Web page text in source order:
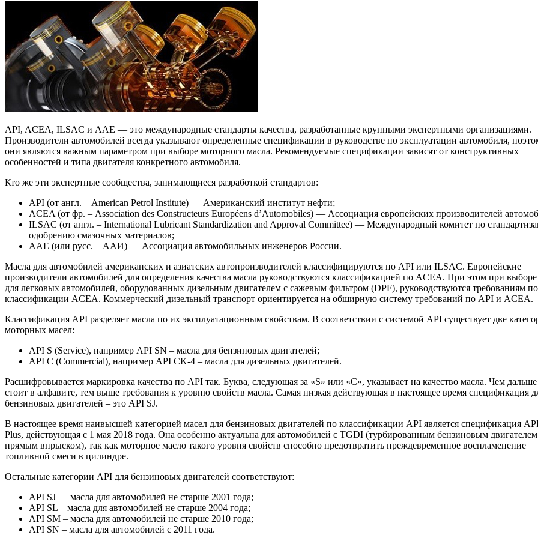
API, ACEA, ILSAC и ААЕ — это международные стандарты качества, разработанные крупными экспертными организациями.
Производители автомобилей всегда указывают определенные спецификации в руководстве по эксплуатации автомобиля,
они являются важным параметром при выборе моторного масла. Рекомендуемые спецификации зависят от конструктивных
особенностей и типа двигателя конкретного автомобиля.
Кто же эти экспертные сообщества, занимающиеся разработкой стандартов:
API (от англ. – American Petrol Institute) — Американский институт нефти;
ACEA (от фр. – Association des Constructeurs Européens d’Automobiles) — Ассоциация европейских производителей
ILSAC (от англ. – International Lubricant Standardization and Approval Committee) — Международный комитет по
одобрению смазочных материалов;
ААЕ (или русс. – ААИ) — Ассоциация автомобильных инженеров России.
Масла для автомобилей американских и азиатских автопроизводителей классифицируются по API или ILSAC. Европейские
производители автомобилей для определения качества масла руководствуются классификацией по ACEA. При этом при выборе
для легковых автомобилей, оборудованных дизельным двигателем с сажевым фильтром (DPF), руководствуются требованиям по
классификации ACEA. Коммерческий дизельный транспорт ориентируется на обширную систему требований по API и ACEA.
Классификация API разделяет масла по их эксплуатационным свойствам. В соответствии с системой API существует две
моторных масел:
API S (Service), например API SN – масла для бензиновых двигателей;
API C (Commercial), например API CK-4 – масла для дизельных двигателей.
Расшифровывается маркировка качества по API так. Буква, следующая за «S» или «С», указывает на качество масла. Чем
стоит в алфавите, тем выше требования к уровню свойств масла. Самая низкая действующая в настоящее время спецификация
бензиновых двигателей – это API SJ.
В настоящее время наивысшей категорией масел для бензиновых двигателей по классификации API является спецификация
Plus, действующая с 1 мая 2018 года. Она особенно актуальна для автомобилей с TGDI (турбированным бензиновым
прямым впрыском), так как моторное масло такого уровня свойств способно предотвратить преждевременное воспламенение
топливной смеси в цилиндре.
Остальные категории API для бензиновых двигателей соответствуют:
API SJ — масла для автомобилей не старше 2001 года;
API SL – масла для автомобилей не старше 2004 года;
API SM – масла для автомобилей не старше 2010 года;
API SN – масла для автомобилей с 2011 года.